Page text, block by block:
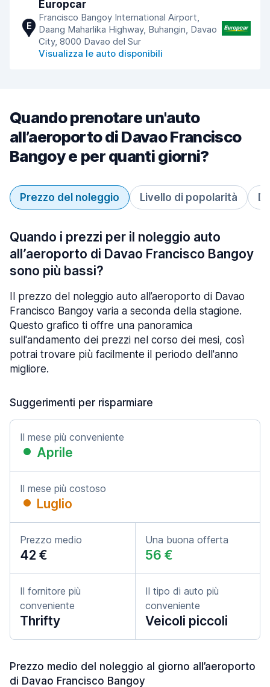
E
Europcar
Francisco Bangoy International Airport,
Daang Maharlika Highway, Buhangin, Davao
City, 8000 Davao del Sur
Visualizza le auto disponibili
Quando prenotare un'auto
all’aeroporto di Davao Francisco
Bangoy e per quanti giorni?
Prezzo del noleggio Livello di popolarità
Quando i prezzi per il noleggio auto
all’aeroporto di Davao Francisco Bangoy
sono più bassi?
Il prezzo del noleggio auto all’aeroporto di Davao
Francisco Bangoy varia a seconda della stagione.
Questo grafico ti offre una panoramica
sull'andamento dei prezzi nel corso dei mesi, così
potrai trovare più facilmente il periodo dell'anno
migliore.
Suggerimenti per risparmiare
Il mese più conveniente
Aprile
Il mese più costoso
Luglio
Prezzo medio
42 €
Una buona offerta
56 €
Il fornitore più
conveniente
Thrifty
Il tipo di auto più
conveniente
Veicoli piccoli
Prezzo medio del noleggio al giorno all’aeroporto
di Davao Francisco Bangoy